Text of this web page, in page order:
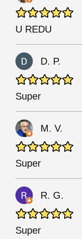
U REDU
D. P.
Super
M. V.
Super
R. G.
Super